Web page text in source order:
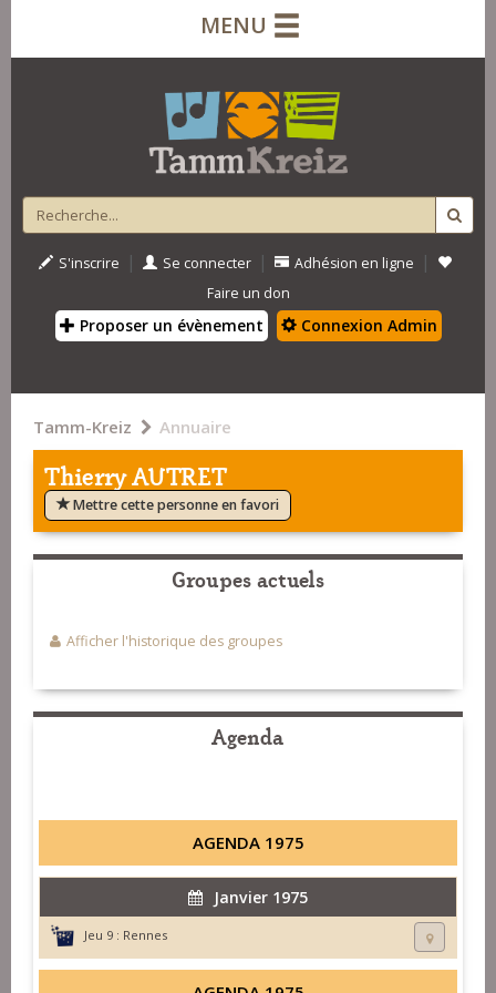
MENU
S'inscrire | Se connecter | Adhésion en ligne |
Faire un don
Proposer un évènement Connexion Admin
Tamm-Kreiz Annuaire
Thierry AUTRET
Mettre cette personne en favori
Groupes actuels
Afficher l'historique des groupes
Agenda
AGENDA 1975
Janvier 1975
Jeu 9 : Rennes